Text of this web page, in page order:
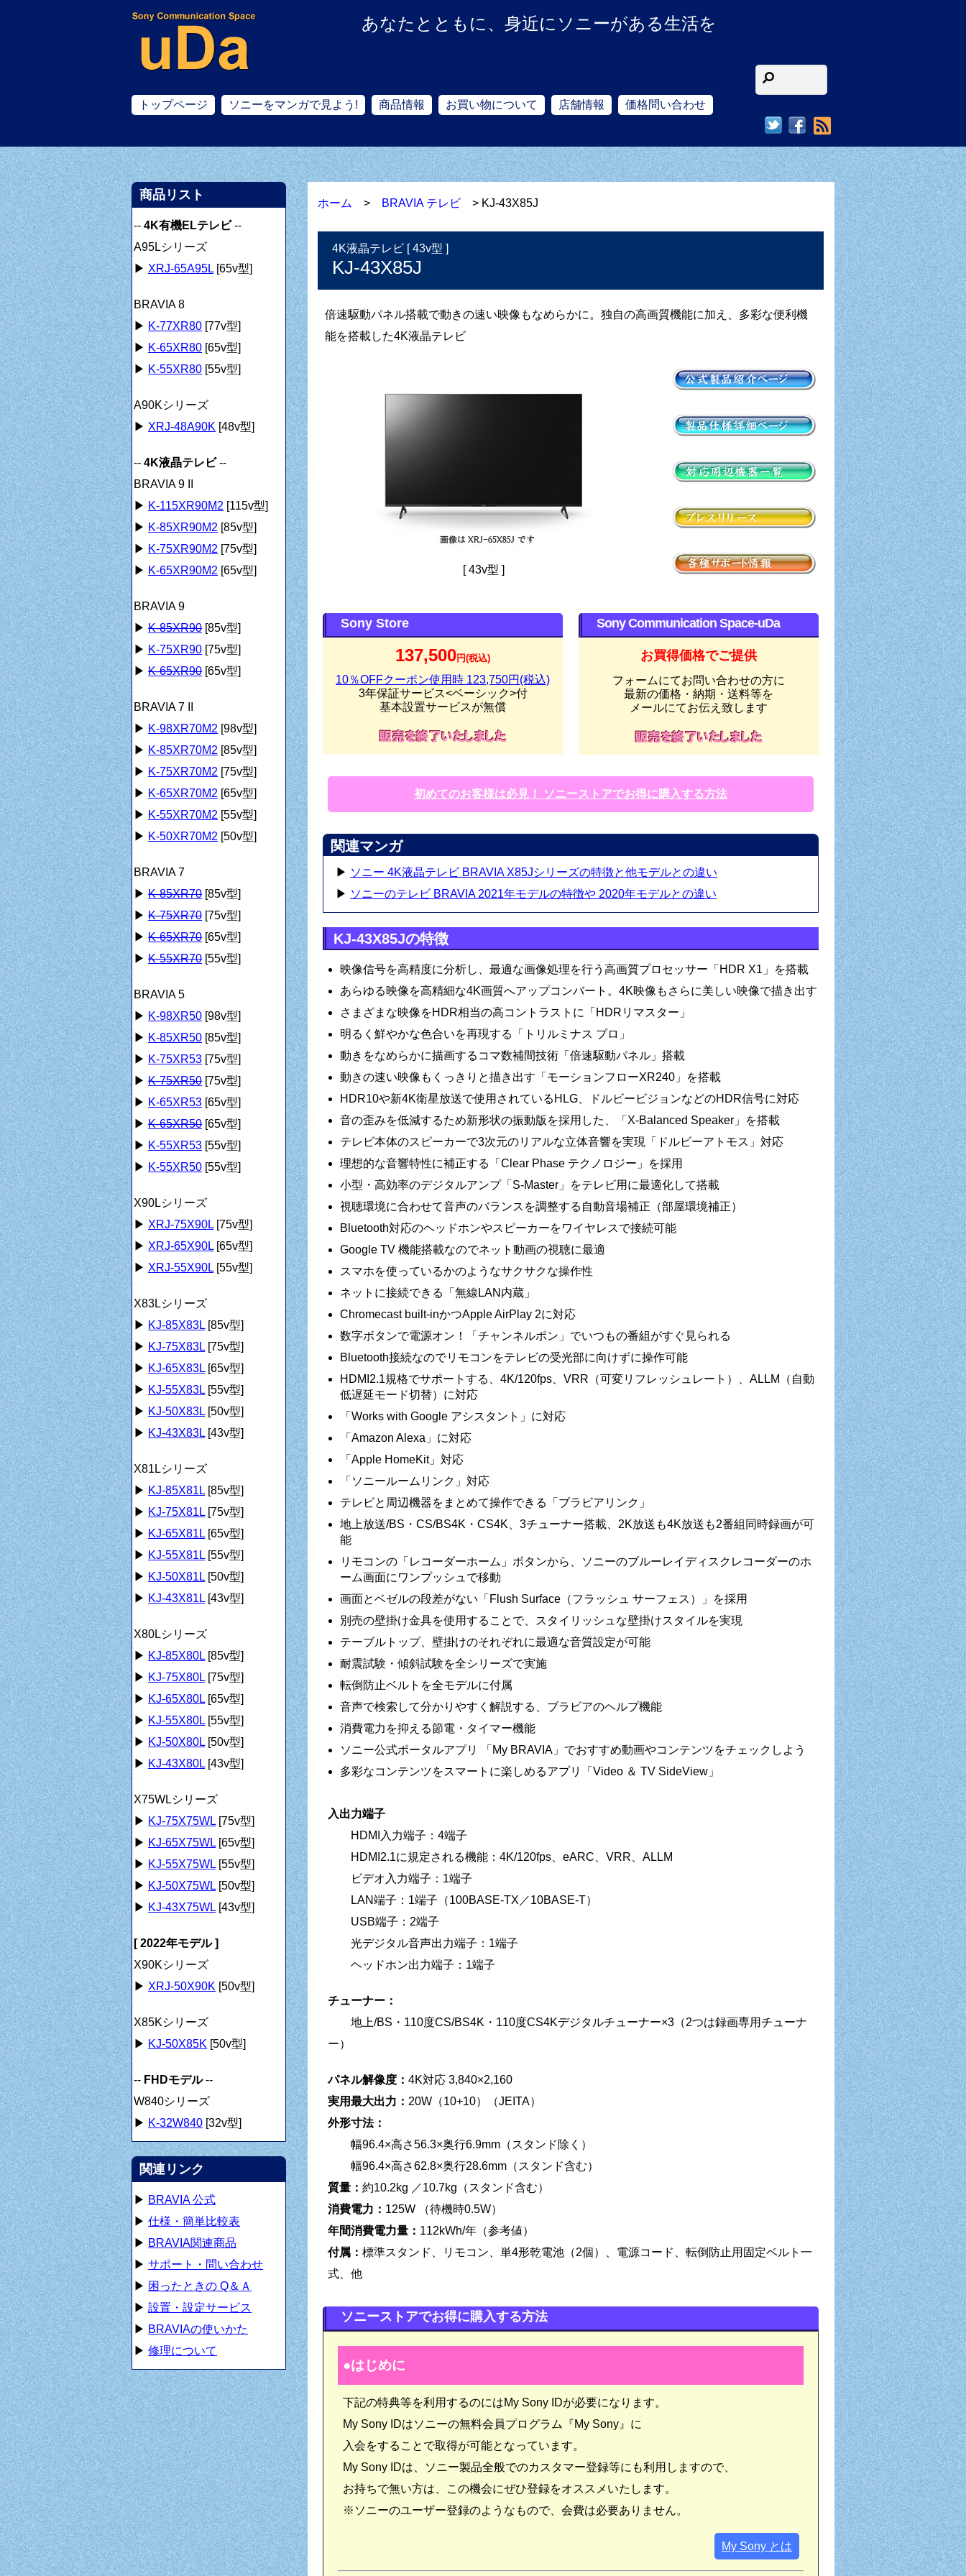
あなたとともに、身近にソニーがある生活を
トップページ ソニーをマンガで見よう! 商品情報 お買い物について 店舗情報
価格問い合わせ
ホーム > BRAVIA テレビ > KJ-43X85J
4K液晶テレビ [ 43v型 ]
KJ-43X85J
倍速駆動パネル搭載で動きの速い映像もなめらかに。独自の高画質機能に加え、多彩な便利機
能を搭載した4K液晶テレビ
[ 43v型 ]
Sony Store
137,500円(税込)
10％OFFクーポン使用時 123,750円(税込)
3年保証サービス<ベーシック>付
基本設置サービスが無償
Sony Communication Space-uDa
お買得価格でご提供
フォームにてお問い合わせの方に
最新の価格・納期・送料等を
メールにてお伝え致します
初めてのお客様は必見！ ソニーストアでお得に購入する方法
関連マンガ
▶ ソニー 4K液晶テレビ BRAVIA X85Jシリーズの特徴と他モデルとの違い
▶ ソニーのテレビ BRAVIA 2021年モデルの特徴や 2020年モデルとの違い
KJ-43X85Jの特徴
映像信号を高精度に分析し、最適な画像処理を行う高画質プロセッサー「HDR X1」を搭載
あらゆる映像を高精細な4K画質へアップコンバート。4K映像もさらに美しい映像で描き出す
さまざまな映像をHDR相当の高コントラストに「HDRリマスター」
明るく鮮やかな色合いを再現する「トリルミナス プロ」
動きをなめらかに描画するコマ数補間技術「倍速駆動パネル」搭載
動きの速い映像もくっきりと描き出す「モーションフローXR240」を搭載
HDR10や新4K衛星放送で使用されているHLG、ドルビービジョンなどのHDR信号に対応
音の歪みを低減するため新形状の振動版を採用した、「X-Balanced Speaker」を搭載
テレビ本体のスピーカーで3次元のリアルな立体音響を実現「ドルビーアトモス」対応
理想的な音響特性に補正する「Clear Phase テクノロジー」を採用
小型・高効率のデジタルアンプ「S-Master」をテレビ用に最適化して搭載
視聴環境に合わせて音声のバランスを調整する自動音場補正（部屋環境補正）
Bluetooth対応のヘッドホンやスピーカーをワイヤレスで接続可能
Google TV 機能搭載なのでネット動画の視聴に最適
スマホを使っているかのようなサクサクな操作性
ネットに接続できる「無線LAN内蔵」
Chromecast built-inかつApple AirPlay 2に対応
数字ボタンで電源オン！「チャンネルポン」でいつもの番組がすぐ見られる
Bluetooth接続なのでリモコンをテレビの受光部に向けずに操作可能
HDMI2.1規格でサポートする、4K/120fps、VRR（可変リフレッシュレート）、ALLM（自動
低遅延モード切替）に対応
「Works with Google アシスタント」に対応
「Amazon Alexa」に対応
「Apple HomeKit」対応
「ソニールームリンク」対応
テレビと周辺機器をまとめて操作できる「ブラビアリンク」
地上放送/BS・CS/BS4K・CS4K、3チューナー搭載、2K放送も4K放送も2番組同時録画が可
能
リモコンの「レコーダーホーム」ボタンから、ソニーのブルーレイディスクレコーダーのホ
ーム画面にワンプッシュで移動
画面とベゼルの段差がない「Flush Surface（フラッシュ サーフェス）」を採用
別売の壁掛け金具を使用することで、スタイリッシュな壁掛けスタイルを実現
テーブルトップ、壁掛けのそれぞれに最適な音質設定が可能
耐震試験・傾斜試験を全シリーズで実施
転倒防止ベルトを全モデルに付属
音声で検索して分かりやすく解説する、ブラビアのヘルプ機能
消費電力を抑える節電・タイマー機能
ソニー公式ポータルアプリ 「My BRAVIA」でおすすめ動画やコンテンツをチェックしよう
多彩なコンテンツをスマートに楽しめるアプリ「Video ＆ TV SideView」
入出力端子
HDMI入力端子：4端子
HDMI2.1に規定される機能：4K/120fps、eARC、VRR、ALLM
ビデオ入力端子：1端子
LAN端子：1端子（100BASE-TX／10BASE-T）
USB端子：2端子
光デジタル音声出力端子：1端子
ヘッドホン出力端子：1端子
チューナー：
地上/BS・110度CS/BS4K・110度CS4Kデジタルチューナー×3（2つは録画専用チューナ
ー）
パネル解像度：4K対応 3,840×2,160
実用最大出力： 20W（10+10）（JEITA）
外形寸法：
幅96.4×高さ56.3×奥行6.9mm（スタンド除く）
幅96.4×高さ62.8×奥行28.6mm（スタンド含む）
質量：約10.2kg ／10.7kg（スタンド含む）
消費電力： 125W （待機時0.5W）
年間消費電力量： 112kWh/年（参考値）
付属：標準スタンド、リモコン、単4形乾電池（2個）、電源コード、転倒防止用固定ベルト一
式、他
ソニーストアでお得に購入する方法
はじめに
下記の特典等を利用するのにはMy Sony IDが必要になります。
My Sony IDはソニーの無料会員プログラム『My Sony』に
入会をすることで取得が可能となっています。
My Sony IDは、ソニー製品全般でのカスタマー登録等にも利用しますので、
お持ちで無い方は、この機会にぜひ登録をオススメいたします。
※ソニーのユーザー登録のようなもので、会費は必要ありません。
My Sony とは
商品リスト
--4K有機ELテレビ--
A95Lシリーズ
▶ XRJ-65A95L [65v型]
BRAVIA 8
▶ K-77XR80 [77v型]
▶ K-65XR80 [65v型]
▶ K-55XR80 [55v型]
A90Kシリーズ
▶ XRJ-48A90K [48v型]
--4K液晶テレビ--
BRAVIA 9 II
▶ K-115XR90M2 [115v型]
▶ K-85XR90M2 [85v型]
▶ K-75XR90M2 [75v型]
▶ K-65XR90M2 [65v型]
BRAVIA 9
▶K-85XR90[85v型]
▶ K-75XR90 [75v型]
▶K-65XR90[65v型]
BRAVIA 7 II
▶ K-98XR70M2 [98v型]
▶ K-85XR70M2 [85v型]
▶ K-75XR70M2 [75v型]
▶ K-65XR70M2 [65v型]
▶ K-55XR70M2 [55v型]
▶ K-50XR70M2 [50v型]
BRAVIA 7
▶K-85XR70[85v型]
▶K-75XR70[75v型]
▶K-65XR70[65v型]
▶K-55XR70[55v型]
BRAVIA 5
▶ K-98XR50 [98v型]
▶ K-85XR50 [85v型]
▶ K-75XR53 [75v型]
▶K-75XR50[75v型]
▶ K-65XR53 [65v型]
▶K-65XR50[65v型]
▶ K-55XR53 [55v型]
▶ K-55XR50 [55v型]
X90Lシリーズ
▶ XRJ-75X90L [75v型]
▶ XRJ-65X90L [65v型]
▶ XRJ-55X90L [55v型]
X83Lシリーズ
▶ KJ-85X83L [85v型]
▶ KJ-75X83L [75v型]
▶ KJ-65X83L [65v型]
▶ KJ-55X83L [55v型]
▶ KJ-50X83L [50v型]
▶ KJ-43X83L [43v型]
X81Lシリーズ
▶ KJ-85X81L [85v型]
▶ KJ-75X81L [75v型]
▶ KJ-65X81L [65v型]
▶ KJ-55X81L [55v型]
▶ KJ-50X81L [50v型]
▶ KJ-43X81L [43v型]
X80Lシリーズ
▶ KJ-85X80L [85v型]
▶ KJ-75X80L [75v型]
▶ KJ-65X80L [65v型]
▶ KJ-55X80L [55v型]
▶ KJ-50X80L [50v型]
▶ KJ-43X80L [43v型]
X75WLシリーズ
▶ KJ-75X75WL [75v型]
▶ KJ-65X75WL [65v型]
▶ KJ-55X75WL [55v型]
▶ KJ-50X75WL [50v型]
▶ KJ-43X75WL [43v型]
[ 2022年モデル ]
X90Kシリーズ
▶ XRJ-50X90K [50v型]
X85Kシリーズ
▶ KJ-50X85K [50v型]
-- FHDモデル--
W840シリーズ
▶ K-32W840 [32v型]
関連リンク
▶ BRAVIA 公式
▶仕様・簡単比較表
▶ BRAVIA関連商品
▶サポート・問い合わせ
▶ 困ったときの Q＆Ａ
▶設置・設定サービス
▶ BRAVIAの使いかた
▶修理について